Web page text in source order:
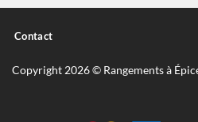
Contact
Copyright 2026 © Rangements à